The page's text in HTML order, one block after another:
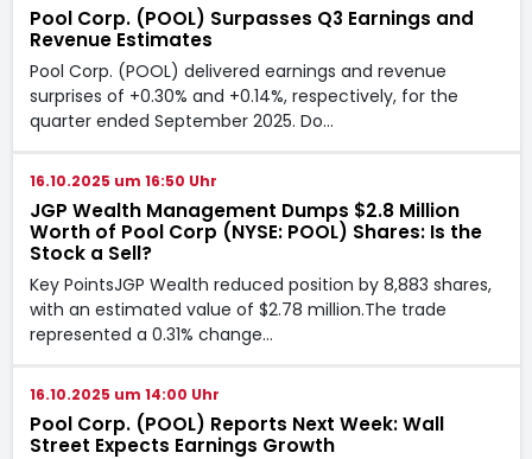
Pool Corp. (POOL) Surpasses Q3 Earnings and
Revenue Estimates
Pool Corp. (POOL) delivered earnings and revenue
surprises of +0.30% and +0.14%, respectively, for the
quarter ended September 2025. Do…
16.10.2025 um 16:50 Uhr
JGP Wealth Management Dumps $2.8 Million
Worth of Pool Corp (NYSE: POOL) Shares: Is the
Stock a Sell?
Key PointsJGP Wealth reduced position by 8,883 shares,
with an estimated value of $2.78 million.The trade
represented a 0.31% change…
16.10.2025 um 14:00 Uhr
Pool Corp. (POOL) Reports Next Week: Wall
Street Expects Earnings Growth